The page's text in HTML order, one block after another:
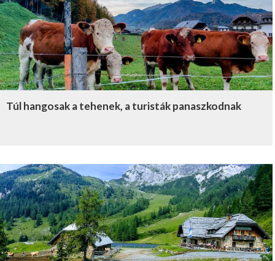
Túl hangosak a tehenek, a turisták panaszkodnak